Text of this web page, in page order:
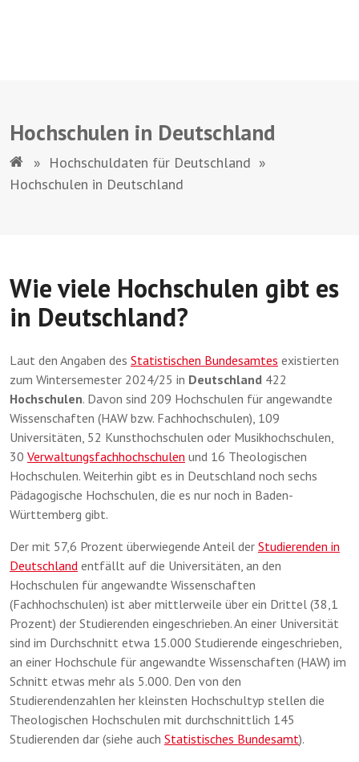
Hochschulen in Deutschland
» Hochschuldaten für Deutschland »
Hochschulen in Deutschland
Wie viele Hochschulen gibt es
in Deutschland?
Laut den Angaben des Statistischen Bundesamtes existierten
zum Wintersemester 2024/25 in Deutschland 422
Hochschulen. Davon sind 209 Hochschulen für angewandte
Wissenschaften (HAW bzw. Fachhochschulen), 109
Universitäten, 52 Kunsthochschulen oder Musikhochschulen,
30 Verwaltungsfachhochschulen und 16 Theologischen
Hochschulen. Weiterhin gibt es in Deutschland noch sechs
Pädagogische Hochschulen, die es nur noch in Baden-
Württemberg gibt.
Der mit 57,6 Prozent überwiegende Anteil der Studierenden in
Deutschland entfällt auf die Universitäten, an den
Hochschulen für angewandte Wissenschaften
(Fachhochschulen) ist aber mittlerweile über ein Drittel (38,1
Prozent) der Studierenden eingeschrieben. An einer Universität
sind im Durchschnitt etwa 15.000 Studierende eingeschrieben,
an einer Hochschule für angewandte Wissenschaften (HAW) im
Schnitt etwas mehr als 5.000. Den von den
Studierendenzahlen her kleinsten Hochschultyp stellen die
Theologischen Hochschulen mit durchschnittlich 145
Studierenden dar (siehe auch Statistisches Bundesamt).